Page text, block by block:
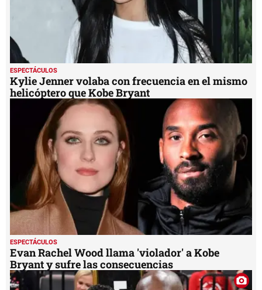
ESPECTÁCULOS
Kylie Jenner volaba con frecuencia en el mismo
helicóptero que Kobe Bryant
ESPECTÁCULOS
Evan Rachel Wood llama 'violador' a Kobe
Bryant y sufre las consecuencias